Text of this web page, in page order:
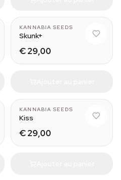
KANNABIA SEEDS
Skunk+
€ 29,00
KANNABIA SEEDS
Kiss
€ 29,00